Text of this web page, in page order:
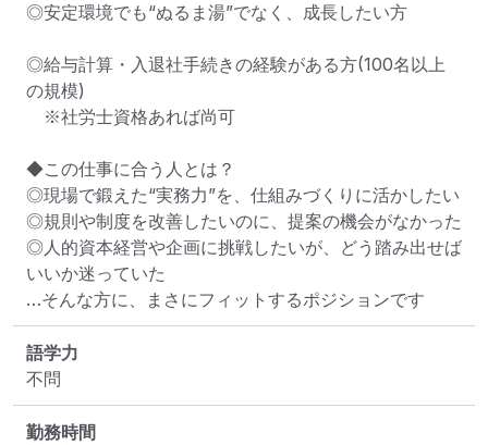
◎安定環境でも“ぬるま湯”でなく、成長したい方
◎給与計算・入退社手続きの経験がある方(100名以上
の規模)
※社労士資格あれば尚可
◆この仕事に合う人とは？
◎現場で鍛えた“実務力”を、仕組みづくりに活かしたい
◎規則や制度を改善したいのに、提案の機会がなかった
◎人的資本経営や企画に挑戦したいが、どう踏み出せば
いいか迷っていた
…そんな方に、まさにフィットするポジションです
語学力
不問
勤務時間